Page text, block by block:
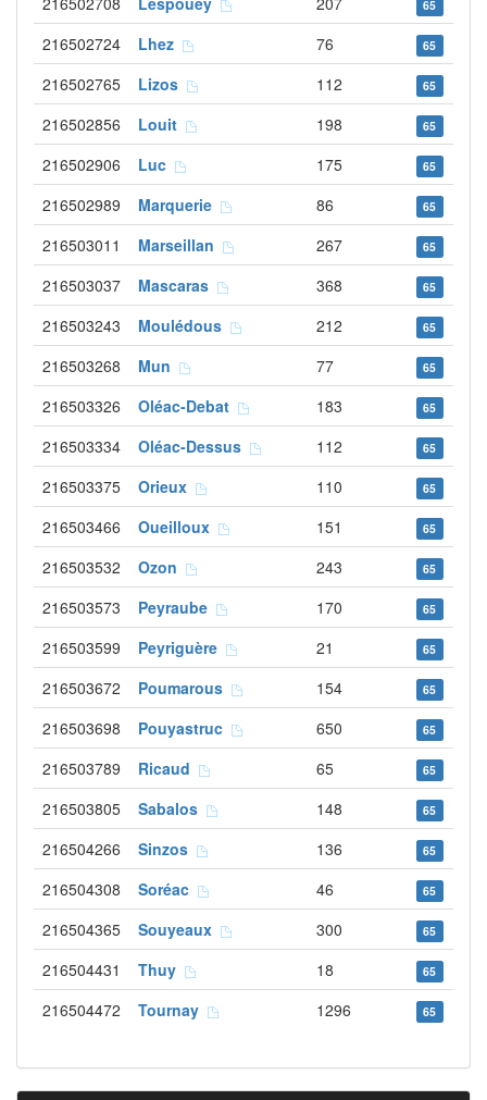
65
216502724 Lhez 76 65
216502765 Lizos 112 65
216502856 Louit 198 65
216502906 Luc 175 65
216502989 Marquerie 86 65
216503011 Marseillan 267 65
216503037 Mascaras 368 65
216503243 Moulédous 212 65
216503268 Mun 77 65
216503326 Oléac-Debat 183 65
216503334 Oléac-Dessus 112 65
216503375 Orieux 110 65
216503466 Oueilloux 151 65
216503532 Ozon 243 65
216503573 Peyraube 170 65
216503599 Peyriguère 21 65
216503672 Poumarous 154 65
216503698 Pouyastruc 650 65
216503789 Ricaud 65 65
216503805 Sabalos 148 65
216504266 Sinzos 136 65
216504308 Soréac 46 65
216504365 Souyeaux 300 65
216504431 Thuy 18 65
216504472 Tournay 1296 65